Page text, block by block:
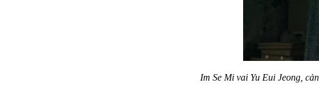
Im Se Mi vai Yu Eui Jeong,